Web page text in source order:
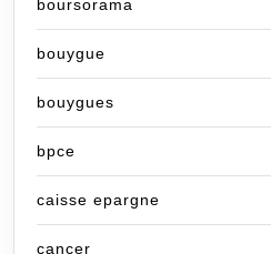
boursorama
bouygue
bouygues
bpce
caisse epargne
cancer